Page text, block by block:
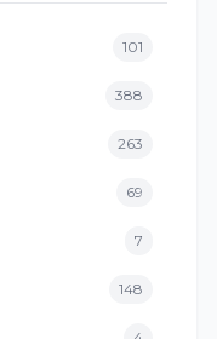
101
388
263
69
7
148